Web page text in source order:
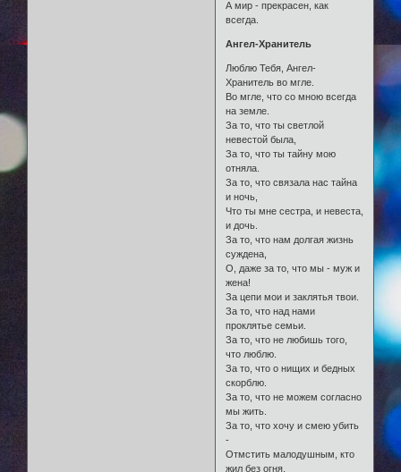
А мир - прекрасен, как
всегда.
Ангел-Хранитель
Люблю Тебя, Ангел-
Хранитель во мгле.
Во мгле, что со мною всегда
на земле.
За то, что ты светлой
невестой была,
За то, что ты тайну мою
отняла.
За то, что связала нас тайна
и ночь,
Что ты мне сестра, и невеста,
и дочь.
За то, что нам долгая жизнь
суждена,
О, даже за то, что мы - муж и
жена!
За цепи мои и заклятья твои.
За то, что над нами
проклятье семьи.
За то, что не любишь того,
что люблю.
За то, что о нищих и бедных
скорблю.
За то, что не можем согласно
мы жить.
За то, что хочу и смею убить
-
Отмстить малодушным, кто
жил без огня,